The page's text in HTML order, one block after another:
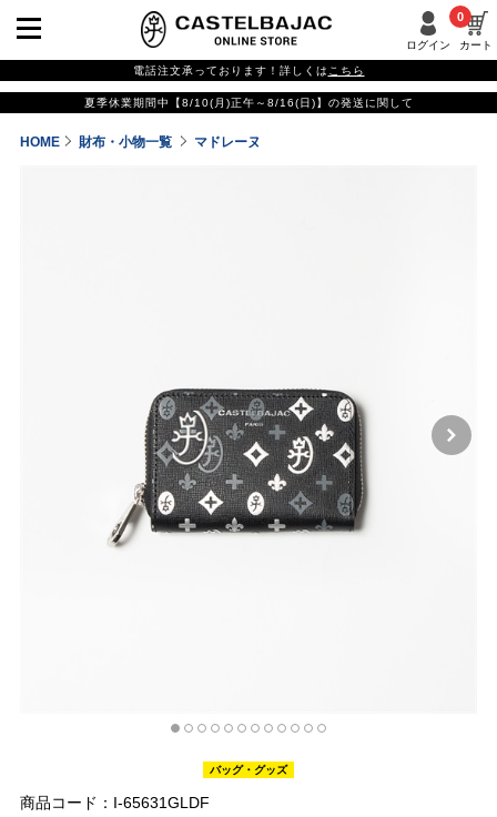
ログイン カート
0
電話注文承っております！詳しくは こちら
夏季休業期間中【8/10(月)正午～8/16(日)】の発送に関して
HOME 財布・小物一覧 マドレーヌ
バッグ・グッズ
商品コード：I-65631GLDF